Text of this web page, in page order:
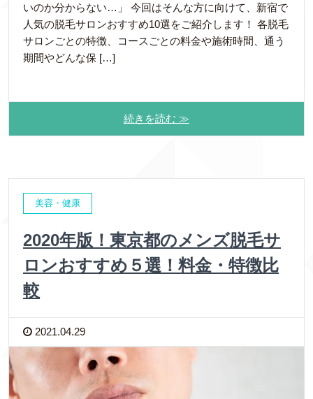
いのか分からない…」 今回はそんな方に向けて、新宿で
人気の脱毛サロンおすすめ10選をご紹介します！ 各脱毛
サロンごとの特徴、コースごとの料金や施術時間、通う
期間やどんな保 […]
続きを読む ≫
美容・健康
2020年版！東京都のメンズ脱毛サ
ロンおすすめ５選！料金・特徴比
較
2021.04.29